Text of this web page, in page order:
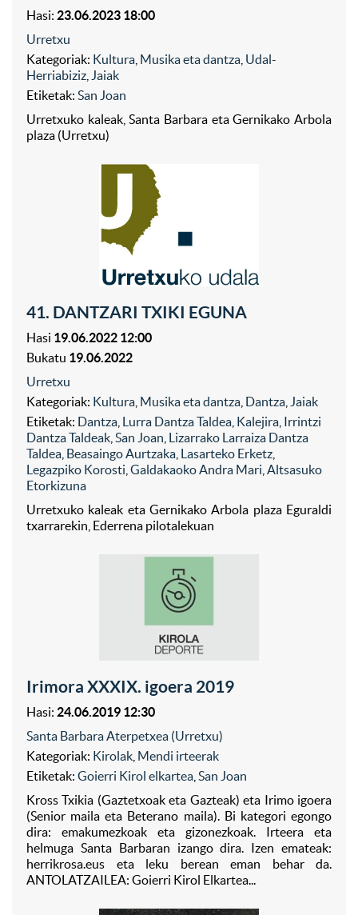
Hasi: 23.06.2023 18:00
Urretxu
Kategoriak: Kultura Musika eta dantza Udal-
Herriabiziz Jaiak
Etiketak: San Joan
Urretxuko kaleak, Santa Barbara eta Gernikako Arbola
plaza (Urretxu)
41. DANTZARI TXIKI EGUNA
Hasi 19.06.2022 12:00
Bukatu 19.06.2022
Urretxu
Kategoriak: Kultura Musika eta dantza Dantza Jaiak
Etiketak: Dantza Lurra Dantza Taldea Kalejira Irrintzi
Dantza Taldeak San Joan Lizarrako Larraiza Dantza
Taldea Beasaingo Aurtzaka Lasarteko Erketz
Legazpiko Korosti Galdakaoko Andra Mari Altsasuko
Etorkizuna
Urretxuko kaleak eta Gernikako Arbola plaza Eguraldi
txarrarekin, Ederrena pilotalekuan
Irimora XXXIX. igoera 2019
Hasi: 24.06.2019 12:30
Santa Barbara Aterpetxea (Urretxu)
Kategoriak: Kirolak Mendi irteerak
Etiketak: Goierri Kirol elkartea San Joan
Kross Txikia (Gaztetxoak eta Gazteak) eta Irimo igoera
(Senior maila eta Beterano maila). Bi kategori egongo
dira: emakumezkoak eta gizonezkoak. Irteera eta
helmuga Santa Barbaran izango dira. Izen emateak:
herrikrosa.eus eta leku berean eman behar da.
ANTOLATZAILEA: Goierri Kirol Elkartea...